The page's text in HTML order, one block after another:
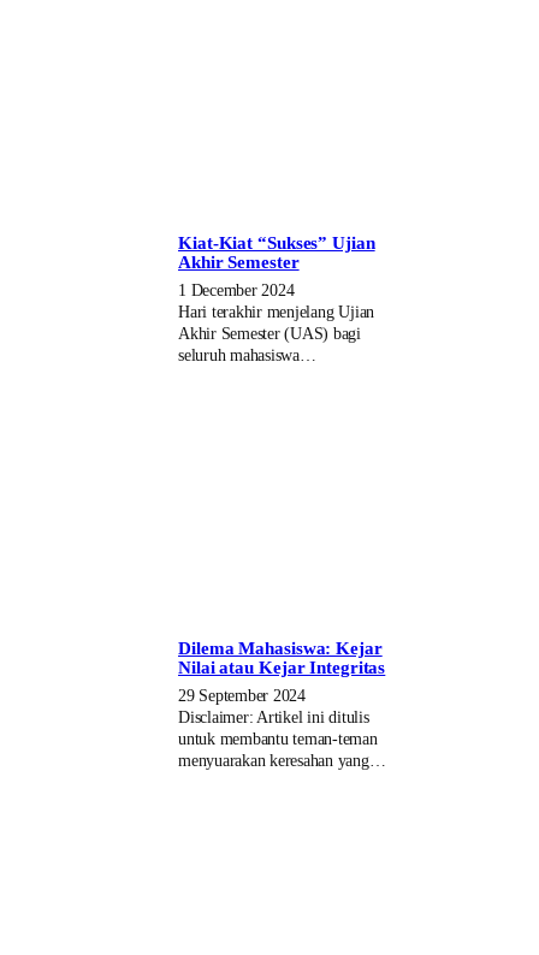
Kiat-Kiat “Sukses” Ujian
Akhir Semester
1 December 2024
Hari terakhir menjelang Ujian
Akhir Semester (UAS) bagi
seluruh mahasiswa…
Dilema Mahasiswa: Kejar
Nilai atau Kejar Integritas
29 September 2024
Disclaimer: Artikel ini ditulis
untuk membantu teman-teman
menyuarakan keresahan yang…